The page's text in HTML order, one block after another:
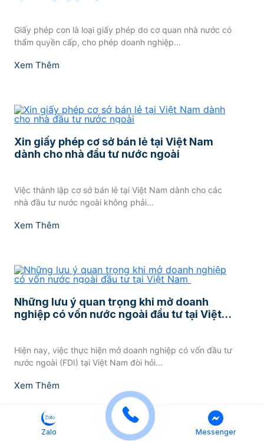
Giấy phép con là loại giấy phép do cơ quan nhà nước có
thẩm quyền cấp, cho phép doanh nghiệp...
Xem Thêm
Xin giấy phép cơ sở bán lẻ tại Việt Nam
dành cho nhà đầu tư nước ngoài
Việc thành lập cơ sở bán lẻ tại Việt Nam dành cho các
nhà đầu tư nước ngoài không phải...
Xem Thêm
Những lưu ý quan trọng khi mở doanh
nghiệp có vốn nước ngoài đầu tư tại Việt
Hiện nay, việc thực hiện mở doanh nghiệp có vốn đầu tư
nước ngoài (FDI) tại Việt Nam đòi hỏi...
Xem Thêm
Zalo Messenger